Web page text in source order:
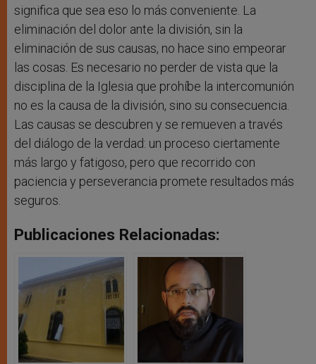
significa que sea eso lo más conveniente. La
eliminación del dolor ante la división, sin la
eliminación de sus causas, no hace sino empeorar
las cosas. Es necesario no perder de vista que la
disciplina de la Iglesia que prohíbe la intercomunión
no es la causa de la división, sino su consecuencia.
Las causas se descubren y se remueven a través
del diálogo de la verdad: un proceso ciertamente
más largo y fatigoso, pero que recorrido con
paciencia y perseverancia promete resultados más
seguros.
Publicaciones Relacionadas: